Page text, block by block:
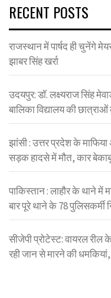
RECENT POSTS
राजस्थान में पार्षद ही चुनेंगे
झाबर सिंह खर्रा
उदयपुर: डॉ. लक्ष्यराज सिंह
बालिका विद्यालय की
झांसी : उत्तर प्रदेश के
सड़क हादसे में मौत, कार
पाकिस्तान : लाहौर के थाने
बार पूरे थाने के 78 पुलिसकर्मी
सीजेपी प्रोटेस्ट: वायरल रील
रही जान से मारने की